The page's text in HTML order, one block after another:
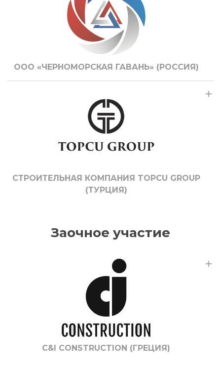
ООО «ЧЕРНОМОРСКАЯ ГАВАНЬ» (РОССИЯ)
СТРОИТЕЛЬНАЯ КОМПАНИЯ TOPCU GROUP
(ТУРЦИЯ)
Заочное участие
C&I CONSTRUCTION (ГРЕЦИЯ)